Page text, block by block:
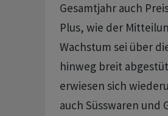
Gesamtjahr auch
Plus, wie der
Wachstum sei über
hinweg breit
erwiesen sich
auch Süsswaren und